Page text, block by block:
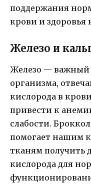
поддержания
крови и здоровья
Железо и
Железо — важный
организма,
кислорода в
привести к
слабости.
помогает нашим
тканям получить
кислорода для